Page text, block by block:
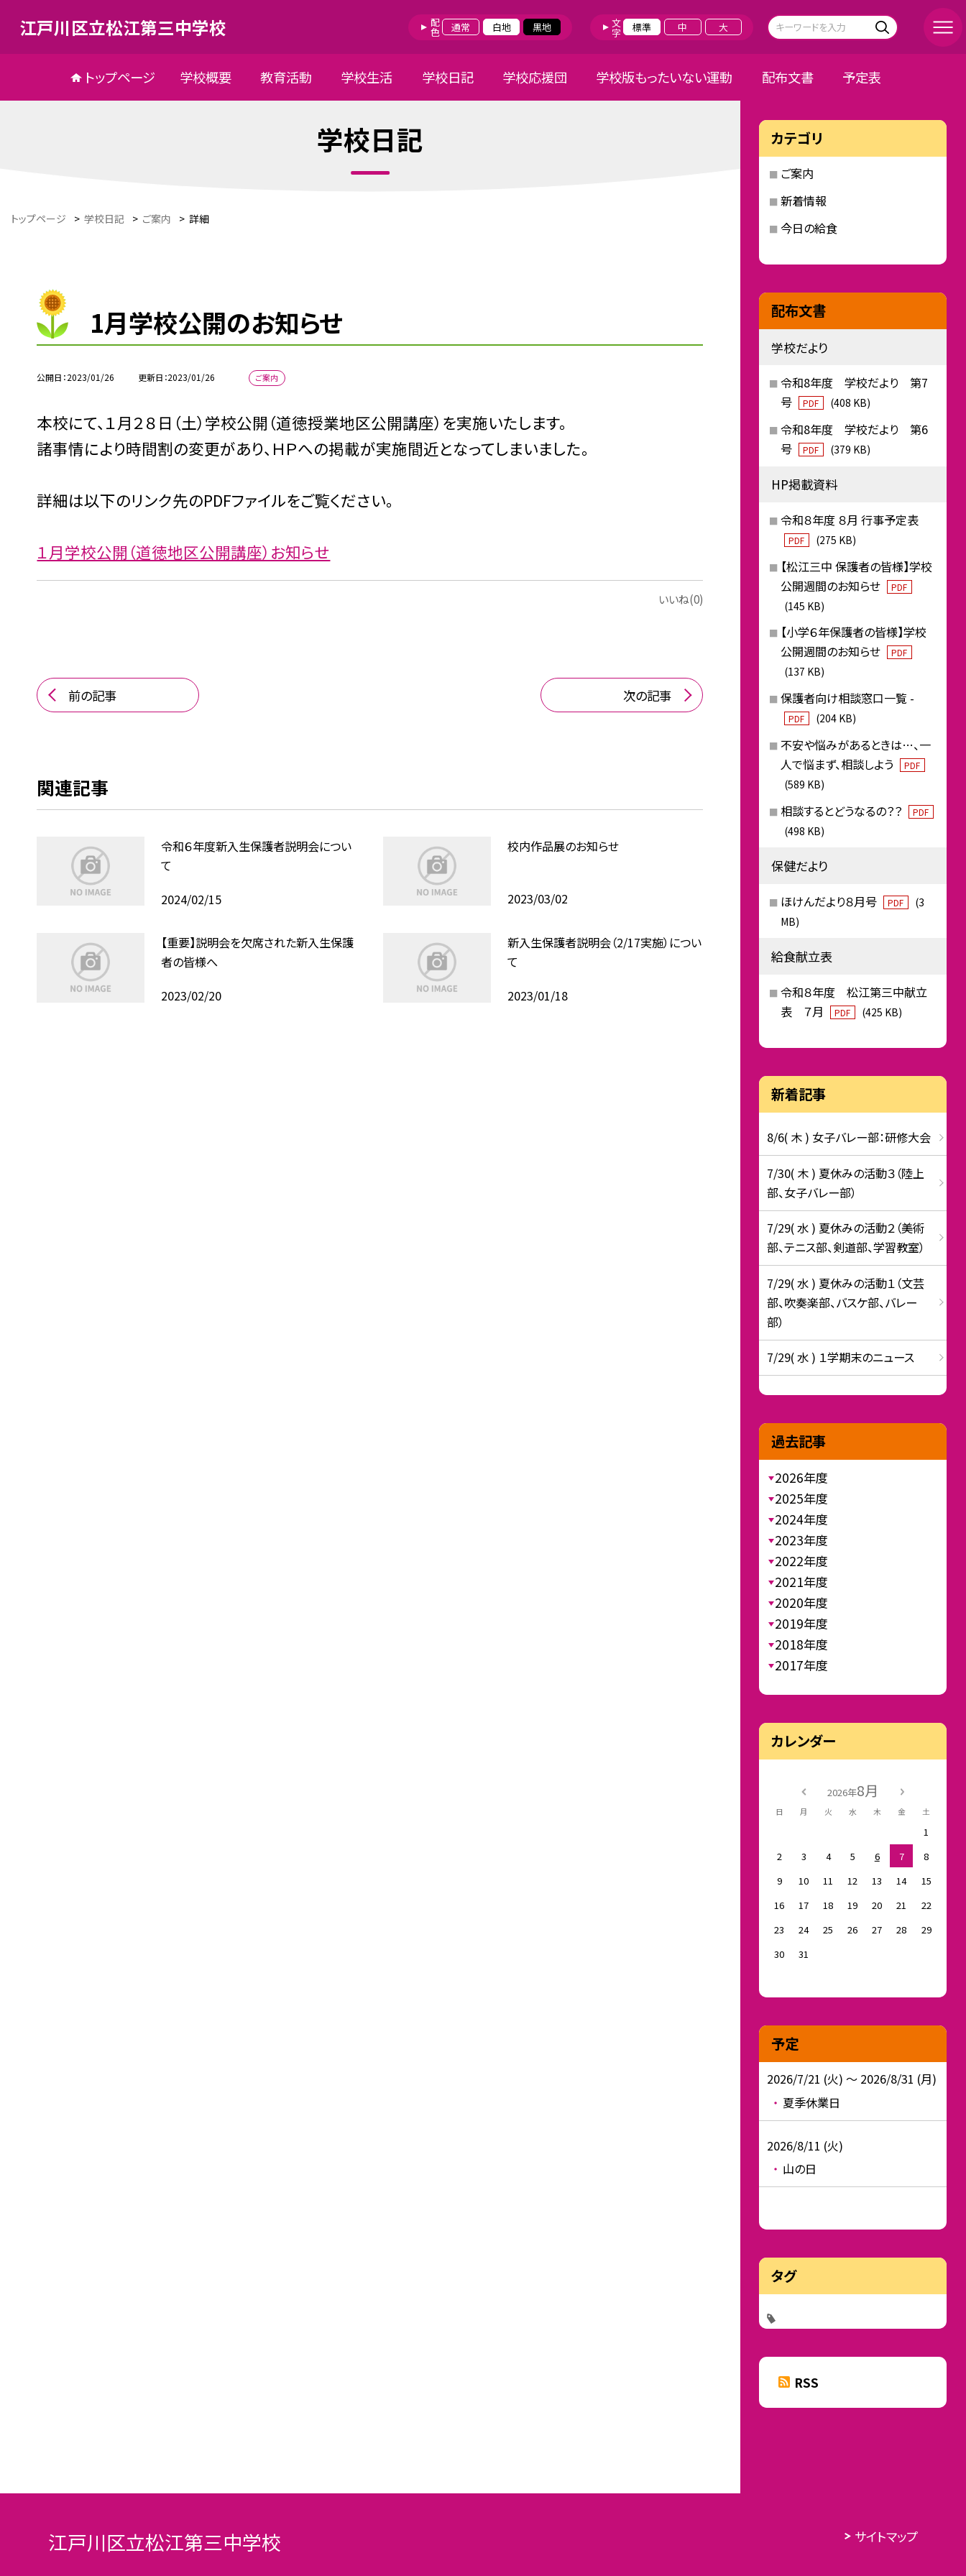
江戸川区立松江第三中学校 配色 通常 白地 黒地 文字 標準 中 大
トップページ 学校概要 教育活動 学校生活 学校日記 学校応援団 学校版もったいない運動 配布文書 予定表
学校日記
トップページ > 学校日記 > ご案内 > 詳細
1月学校公開のお知らせ
公開日 2023/01/26 更新日 2023/01/26 ご案内
本校にて、１月２８日（土）学校公開（道徳授業地区公開講座）を実施いたします。
諸事情により時間割の変更があり、ＨＰへの掲載が実施間近となってしまいました。
詳細は以下のリンク先のPDFファイルをご覧ください。
１月学校公開（道徳地区公開講座）お知らせ
いいね(0)
前の記事 次の記事
関連記事
令和６年度新入生保護者説明会につい
て
2024/02/15
校内作品展のお知らせ
2023/03/02
【重要】説明会を欠席された新入生保護
者の皆様へ
2023/02/20
新入生保護者説明会（2/17実施）につい
て
2023/01/18
カテゴリ
ご案内
新着情報
今日の給食
配布文書
学校だより
令和8年度 学校だより 第7
号
PDF (408 KB)
令和8年度 学校だより 第6
号
PDF (379 KB)
HP掲載資料
令和８年度 ８月 行事予定表
PDF (275 KB)
【松江三中 保護者の皆様】学校
公開週間のお知らせ
PDF
(145 KB)
【小学６年保護者の皆様】学校
公開週間のお知らせ
PDF
(137 KB)
保護者向け相談窓口一覧 -
PDF (204 KB)
不安や悩みがあるときは…、一
人で悩まず、相談しよう
PDF
(589 KB)
相談するとどうなるの？？ PDF
(498 KB)
保健だより
ほけんだより８月号 PDF
(3
MB)
給食献立表
令和８年度 松江第三中献立
表 ７月
PDF (425 KB)
新着記事
8/6( 木 ) 女子バレー部：研修大会
7/30( 木 ) 夏休みの活動３（陸上
部、女子バレー部）
7/29( 水 ) 夏休みの活動２（美術
部、テニス部、剣道部、学習教室）
7/29( 水 ) 夏休みの活動１（文芸
部、吹奏楽部、バスケ部、バレー
部）
7/29( 水 ) １学期末のニュース
過去記事
2026年度
2025年度
2024年度
2023年度
2022年度
2021年度
2020年度
2019年度
2018年度
2017年度
カレンダー
2026年8月
日 月 火 水 木 金 土
1
2
3 4 5 6 7
8
9
10 11 12 13 14
15
16
17 18 19 20 21
22
23
24 25 26 27 28
29
30
31
予定
2026/7/21 (火) ～ 2026/8/31 (月)
夏季休業日
2026/8/11 (火)
山の日
タグ
RSS
江戸川区立松江第三中学校 サイトマップ